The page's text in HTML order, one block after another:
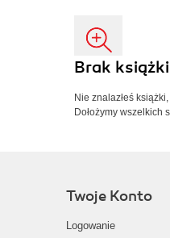
Brak
Nie znalazłeś
Dołożymy wszelkich
Twoje Konto
Logowanie